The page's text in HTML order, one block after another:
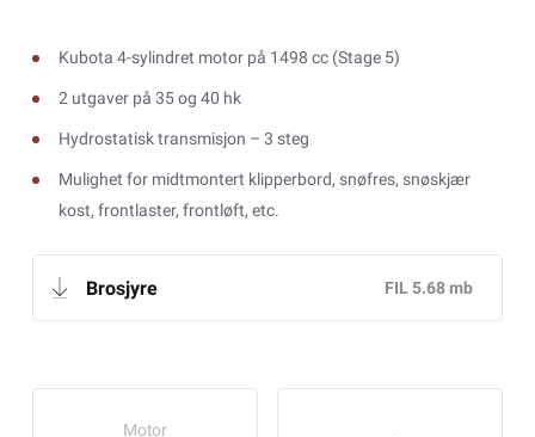
Kubota 4-sylindret motor på 1498 cc (Stage 5)
2 utgaver på 35 og 40 hk
Hydrostatisk transmisjon – 3 steg
Mulighet for midtmontert klipperbord, snøfres, snøskjær
kost, frontlaster, frontløft, etc.
Brosjyre
Motor